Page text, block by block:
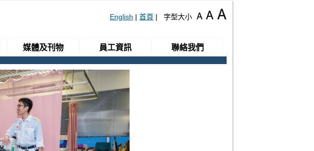
English | 首頁 | 字型大小
媒體及刊物 員工資訊 聯絡我們